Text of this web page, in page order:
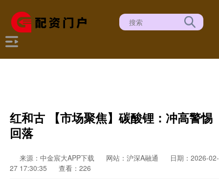
红和古 【市场聚焦】碳酸锂：冲高警惕
回落
来源：中金宸大APP下载 网站：沪深A融通
日期：2026-02-
27 17:30:35
查看：226